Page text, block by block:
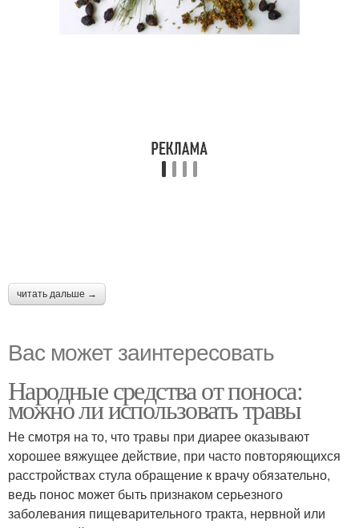
читать дальше →
Вас может заинтересовать
Народные средства от поноса:
можно ли использовать травы
Не смотря на то, что травы при диарее оказывают
хорошее вяжущее действие, при часто повторяющихся
расстройствах стула обращение к врачу обязательно,
ведь понос может быть признаком серьезного
заболевания пищеварительного тракта, нервной или